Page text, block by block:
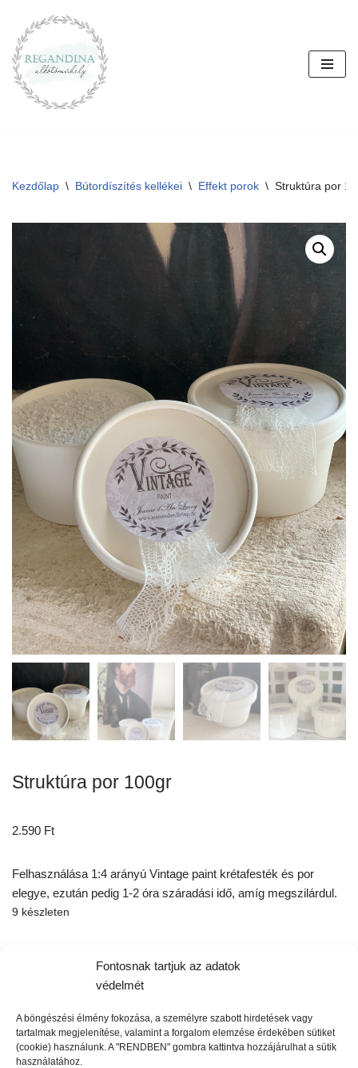
Fontosnak tartjuk az adatok
védelmét
A böngészési élmény fokozása, a személyre szabott hirdetések vagy
tartalmak megjelenítése, valamint a forgalom elemzése érdekében sütiket
(cookie) használunk. A "RENDBEN" gombra kattintva hozzájárulhat a sütik
használatához.
Skip
to
content
Kezdőlap \ Bútordíszítés kellékei \ Effekt porok \ Struktúra por
Struktúra por 100gr
2.590 Ft
Felhasználása 1:4 arányú Vintage paint krétafesték és por
elegye, ezután pedig 1-2 óra száradási idő, amíg megszilárdul.
9 készleten
Kosárba teszem
Cikkszám:700375